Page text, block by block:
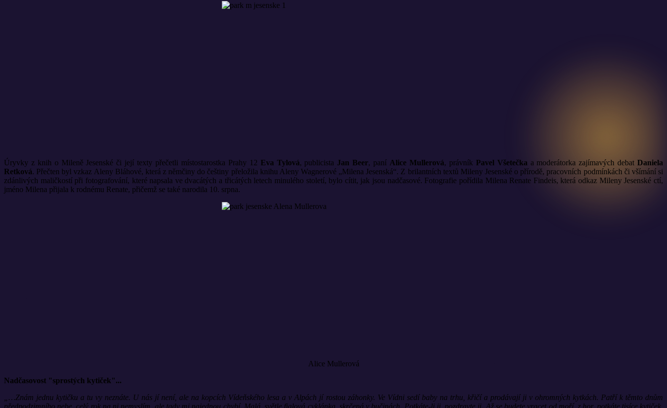
Úryvky z knih o Mileně Jesenské či její texty přečetli místostarostka Prahy 12 Eva Tylová, publicista Jan Beer, paní Alice Mullerová, právník Pavel Všetečka a moderátorka zajímavých debatDaniela
Retková. Přečten byl vzkaz Aleny Bláhové, která z němčiny do češtiny přeložila knihu Aleny Wagnerové „Milena Jesenská“. Z brilantních textů Mileny Jesenské o přírodě, pracovních podmínkách či všímání si
zdánlivých maličkostí při fotografování, které napsala ve dvacátých a třicátých letech minulého století, bylo cítit, jak jsou nadčasové. Fotografie pořídila Milena Renate Findeis, která odkaz Mileny Jesenské ctí,
jméno Milena přijala k rodnému Renate, přičemž se také narodila 10. srpna.
Alice Mullerová
Nadčasovost "sprostých kytiček"...
„…Znám jednu kytičku a tu vy neznáte. U nás jí není, ale na kopcích Vídeňského lesa a v Alpách jí rostou záhonky. Ve Vídni sedí baby na trhu, křičí a prodávají ji v ohromných kytkách. Patří k těmto dnům
předpodzimního nebe, celý rok na ni nemyslím, ale tady mi najednou chybí. Malá, světle fialová cyklánka, skrčená v bučinách. Potkáte-li ji, pozdravte ji. Až se budete vracet od moří, z hor, potkáte tisíce kytiček,